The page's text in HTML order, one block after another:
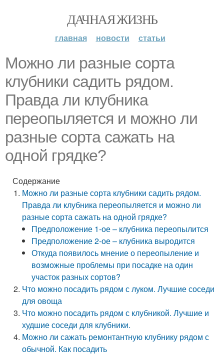
ДАЧНАЯ ЖИЗНЬ
главная новости статьи
Можно ли разные сорта
клубники садить рядом.
Правда ли клубника
переопыляется и можно ли
разные сорта сажать на
одной грядке?
Содержание
Можно ли разные сорта клубники садить рядом.
Правда ли клубника переопыляется и можно ли
разные сорта сажать на одной грядке?
Предположение 1-ое – клубника переопылится
Предположение 2-ое – клубника выродится
Откуда появилось мнение о переопыление и
возможные проблемы при посадке на один
участок разных сортов?
Что можно посадить рядом с луком. Лучшие соседи
для овоща
Что можно посадить рядом с клубникой. Лучшие и
худшие соседи для клубники.
Можно ли сажать ремонтантную клубнику рядом с
обычной. Как посадить